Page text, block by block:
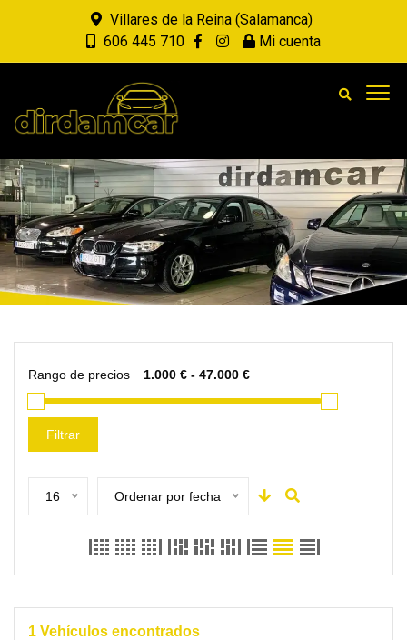
Villares de la Reina (Salamanca)
606 445 710
Mi cuenta
Rango de precios
Filtrar
16 Ordenar por fecha
1 Vehículos encontrados